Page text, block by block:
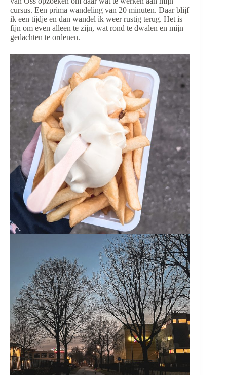
cursus. Een prima wandeling van 20 minuten. Daar blijf
ik een tijdje en dan wandel ik weer rustig terug. Het is
fijn om even alleen te zijn, wat rond te dwalen en mijn
gedachten te ordenen.